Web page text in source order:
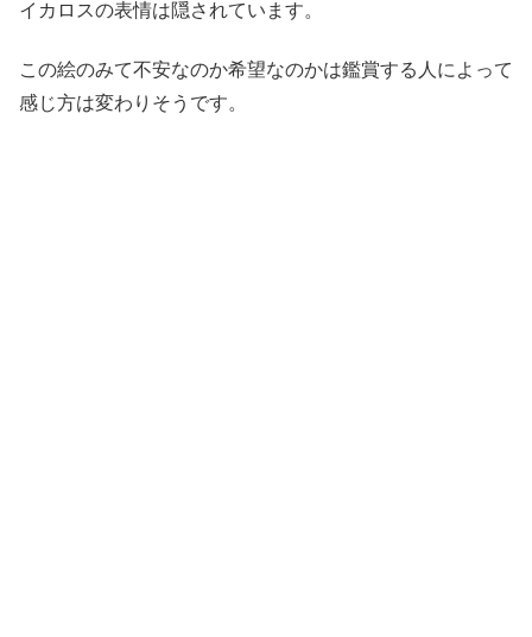
イカロスの表情は隠されています。
この絵のみて不安なのか希望なのかは鑑賞する人によって
感じ方は変わりそうです。